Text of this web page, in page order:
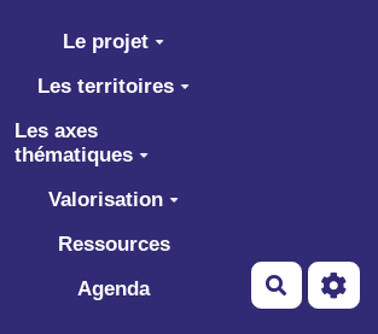
principal
Le projet
Les territoires
Les axes
thématiques
Valorisation
Ressources
Agenda